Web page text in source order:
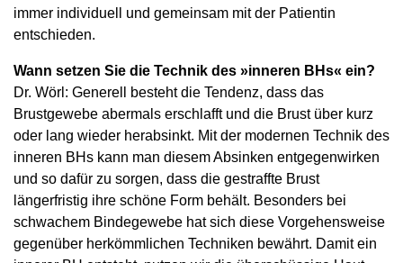
immer individuell und gemeinsam mit der Patientin
entschieden.
Wann setzen Sie die Technik des »inneren BHs« ein?
Dr. Wörl: Generell besteht die Tendenz, dass das
Brustgewebe abermals erschlafft und die Brust über kurz
oder lang wieder herabsinkt. Mit der modernen Technik des
inneren BHs kann man diesem Absinken entgegenwirken
und so dafür zu sorgen, dass die gestraffte Brust
längerfristig ihre schöne Form behält. Besonders bei
schwachem Bindegewebe hat sich diese Vorgehensweise
gegenüber herkömmlichen Techniken bewährt. Damit ein